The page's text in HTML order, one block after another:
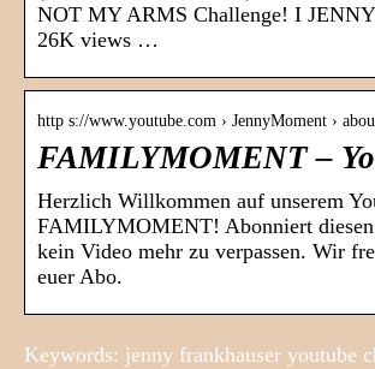
NOT MY ARMS Challenge! I
26K views …
http s://www.youtube.com › JennyMoment ›
FAMILYMOMENT –
Herzlich Willkommen auf unserem
FAMILYMOMENT! Abonniert
kein Video mehr zu verpassen. Wir
euer Abo.
Keywords: jenny frankhauser youtube